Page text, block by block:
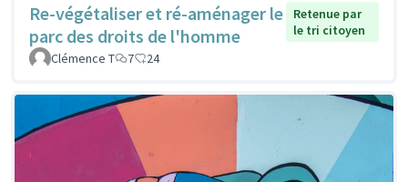
Re-végétaliser et ré-aménager le
parc des droits de l'homme
Retenue par
le tri citoyen
Clémence T
7 24